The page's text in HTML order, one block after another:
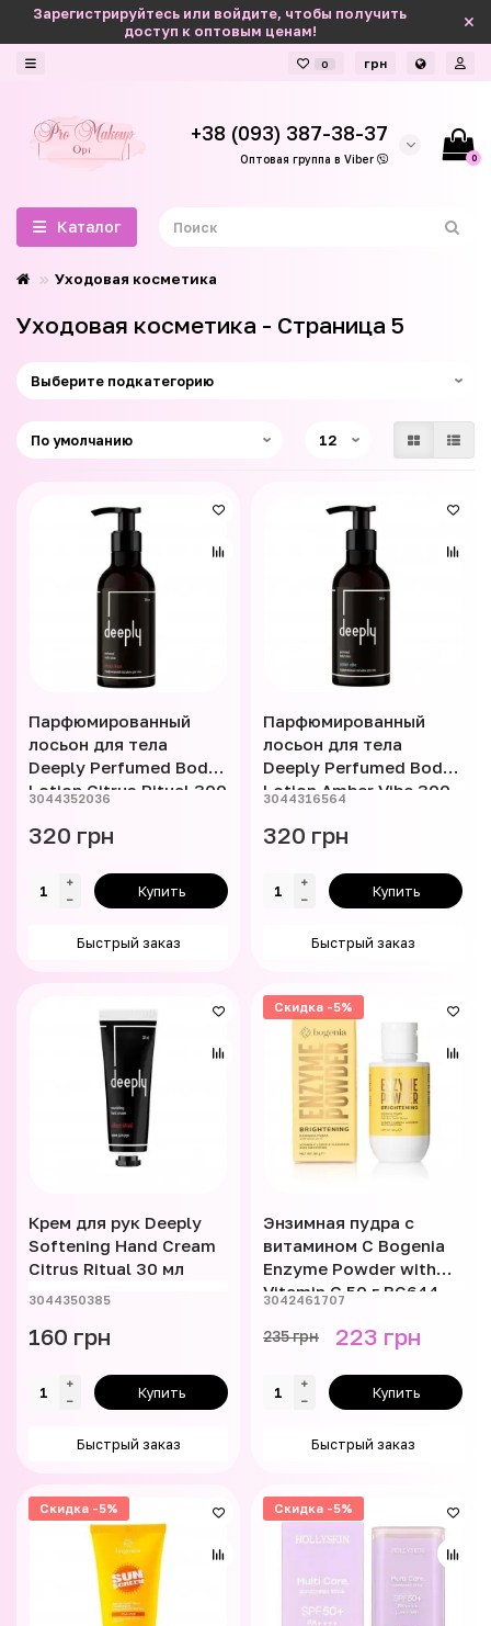
Зарегистрируйтесь или войдите, чтобы получить
доступ к оптовым ценам!
0 грн
+38 (093) 387-38-37
Оптовая группа в Viber 0
Каталог
Уходовая косметика
Уходовая косметика - Страница 5
Парфюмированный
лосьон для тела
Deeply Perfumed Body
Lotion Citrus Ritual 300
3044352036
320 грн
Купить
Быстрый заказ
Парфюмированный
лосьон для тела
Deeply Perfumed Body
Lotion Amber Vibe 300
3044316564
320 грн
Купить
Быстрый заказ
Крем для рук Deeply
Softening Hand Cream
Citrus Ritual 30 мл
3044350385
160 грн
Купить
Быстрый заказ
Скидка -5%
Энзимная пудра с
витамином С Bogenia
Enzyme Powder with
Vitamin C 50 г BG644
3042461707
235 грн 223 грн
Купить
Быстрый заказ
Скидка -5% Скидка -5%